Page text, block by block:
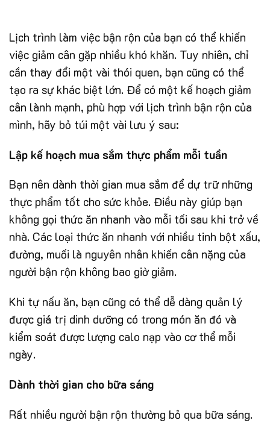
Lịch trình làm việc bận rộn của bạn có thể khiến
việc giảm cân gặp nhiều khó khăn. Tuy nhiên, chỉ
cần thay đổi một vài thói quen, bạn cũng có thể
tạo ra sự khác biệt lớn. Để có một kế hoạch giảm
cân lành mạnh, phù hợp với lịch trình bận rộn của
mình, hãy bỏ túi một vài lưu ý sau:
Lập kế hoạch mua sắm thực phẩm mỗi tuần
Bạn nên dành thời gian mua sắm để dự trữ những
thực phẩm tốt cho sức khỏe. Điều này giúp bạn
không gọi thức ăn nhanh vào mỗi tối sau khi trở về
nhà. Các loại thức ăn nhanh với nhiều tinh bột xấu,
đường, muối là nguyên nhân khiến cân nặng của
người bận rộn không bao giờ giảm.
Khi tự nấu ăn, bạn cũng có thể dễ dàng quản lý
được giá trị dinh dưỡng có trong món ăn đó và
kiểm soát được lượng calo nạp vào cơ thể mỗi
ngày.
Dành thời gian cho bữa sáng
Rất nhiều người bận rộn thường bỏ qua bữa sáng.